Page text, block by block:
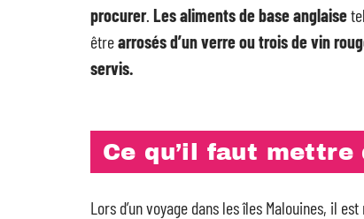
procurer. Les aliments de base anglaise
êtrearrosés d’un verre ou trois de vin
servis.
Ce qu’il faut mettre
Lors d’un voyage dans les îles Malouines, il